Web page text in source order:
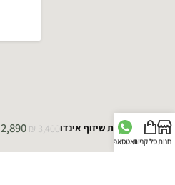
חנותסל קניותוואטסאפ
מיטת שיזוף אינדו ₪3,400
2,890